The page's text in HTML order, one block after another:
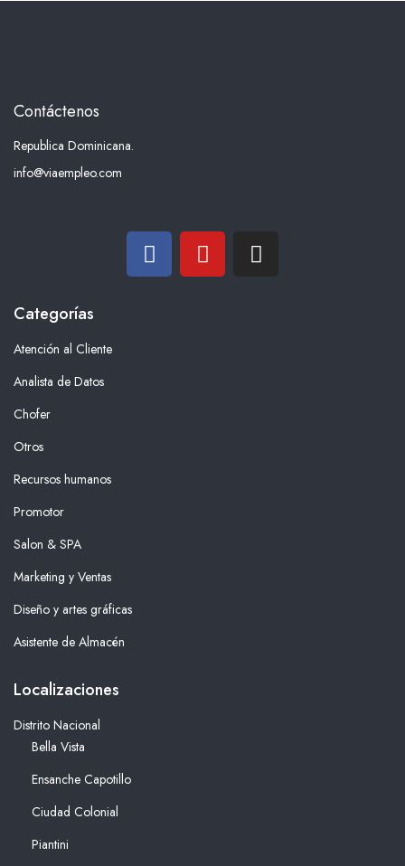
Contáctenos
Republica Dominicana.
info@viaempleo.com
Categorías
Atención al Cliente
Analista de Datos
Chofer
Otros
Recursos humanos
Promotor
Salon & SPA
Marketing y Ventas
Diseño y artes gráficas
Asistente de Almacén
Localizaciones
Distrito Nacional
Bella Vista
Ensanche Capotillo
Ciudad Colonial
Piantini